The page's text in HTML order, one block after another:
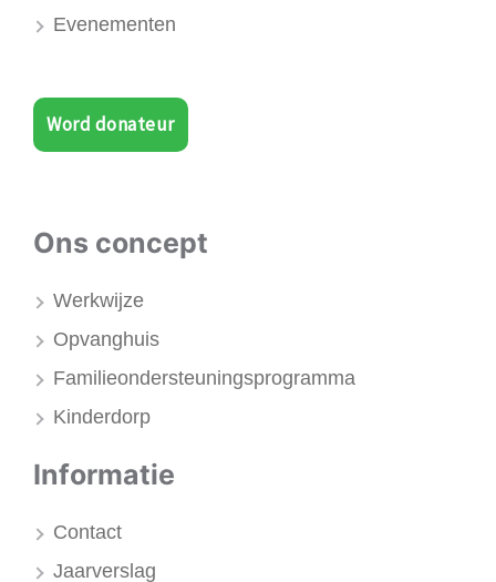
Evenementen
Word donateur
Ons concept
Werkwijze
Opvanghuis
Familieondersteuningsprogramma
Kinderdorp
Informatie
Contact
Jaarverslag